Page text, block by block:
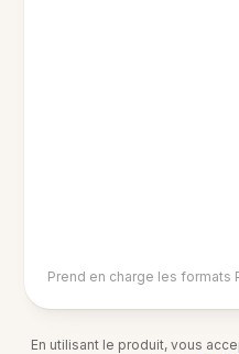
Prend en charge les formats
En utilisant le produit, vous